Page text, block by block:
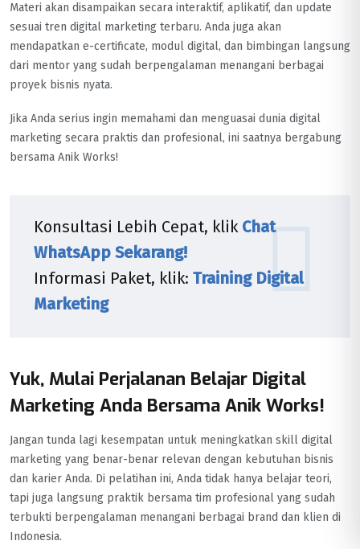
Materi akan disampaikan secara interaktif, aplikatif, dan update
sesuai tren digital marketing terbaru. Anda juga akan
mendapatkan e-certificate, modul digital, dan bimbingan langsung
dari mentor yang sudah berpengalaman menangani berbagai
proyek bisnis nyata.
Jika Anda serius ingin memahami dan menguasai dunia digital
marketing secara praktis dan profesional, ini saatnya bergabung
bersama Anik Works!
Konsultasi Lebih Cepat, klik Chat
WhatsApp Sekarang!
Informasi Paket, klik: Training Digital
Marketing
Yuk, Mulai Perjalanan Belajar Digital
Marketing Anda Bersama Anik Works!
Jangan tunda lagi kesempatan untuk meningkatkan skill digital
marketing yang benar-benar relevan dengan kebutuhan bisnis
dan karier Anda. Di pelatihan ini, Anda tidak hanya belajar teori,
tapi juga langsung praktik bersama tim profesional yang sudah
terbukti berpengalaman menangani berbagai brand dan klien di
Indonesia.